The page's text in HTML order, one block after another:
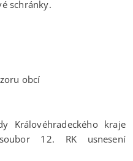
schránky.
obcí
Královéhradeckého kraje
12. RK usnesení